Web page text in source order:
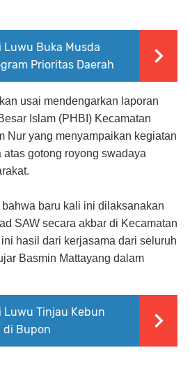
Luwu Buka Musda
Prioritas Daerah
usai mendengarkan laporan
Islam (PHBI) Kecamatan
Nur yang menyampaikan kegiatan
gotong royong swadaya
baru kali ini dilaksanakan
SAW secara akbar di Kecamatan
hasil dari kerjasama dari seluruh
Basmin Mattayang dalam
Luwu Tinjau Kebun
di Bupon